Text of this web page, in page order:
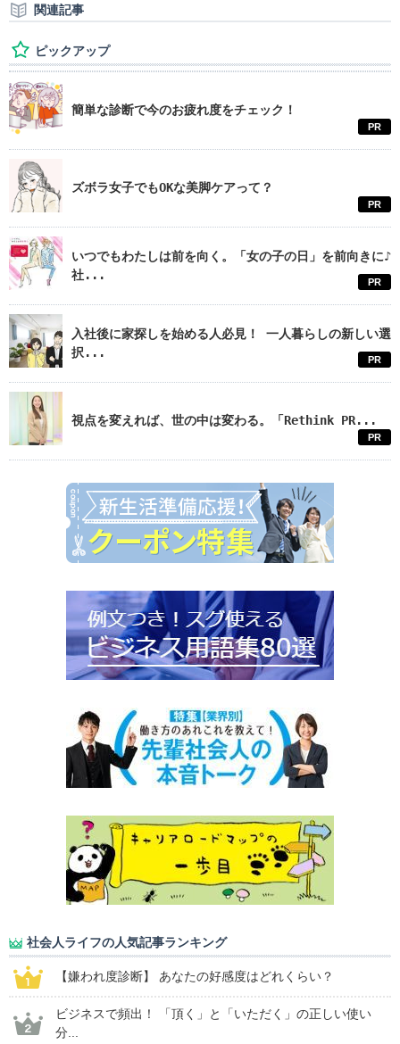
関連記事
ピックアップ
簡単な診断で今のお疲れ度をチェック！
PR
ズボラ女子でもOKな美脚ケアって？
PR
いつでもわたしは前を向く。「女の子の日」を前向きに♪
社...
PR
入社後に家探しを始める人必見！ 一人暮らしの新しい選
択...
PR
視点を変えれば、世の中は変わる。「Rethink PR...
PR
社会人ライフの人気記事ランキング
【嫌われ度診断】 あなたの好感度はどれくらい？
ビジネスで頻出！ 「頂く」と「いただく」の正しい使い
分...